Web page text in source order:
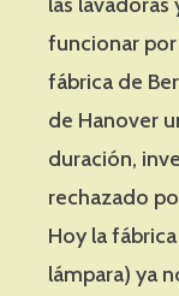
funcionar por
fábrica de
de Hanover
duración,
rechazado
Hoy la
lámpara) ya